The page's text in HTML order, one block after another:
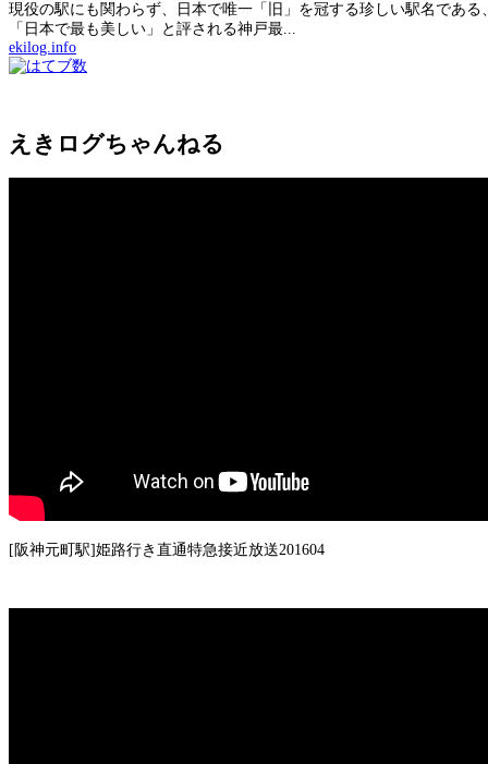
現役の駅にも関わらず、日本で唯一「旧」を冠する珍しい駅名であ
「日本で最も美しい」と評される神戸最...
ekilog.info
えきログちゃんねる
[阪神元町駅]姫路行き直通特急接近放送201604